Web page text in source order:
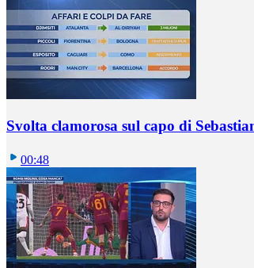
Svolta clamorosa sul capo di
00:48